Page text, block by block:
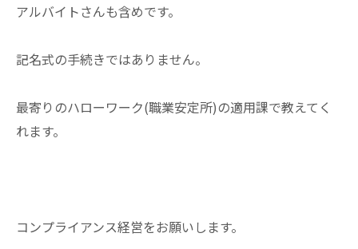
アルバイトさんも含めです。
記名式の手続きではありません。
最寄りのハローワーク(職業安定所)の適用課で教えてく
れます。
コンプライアンス経営をお願いします。